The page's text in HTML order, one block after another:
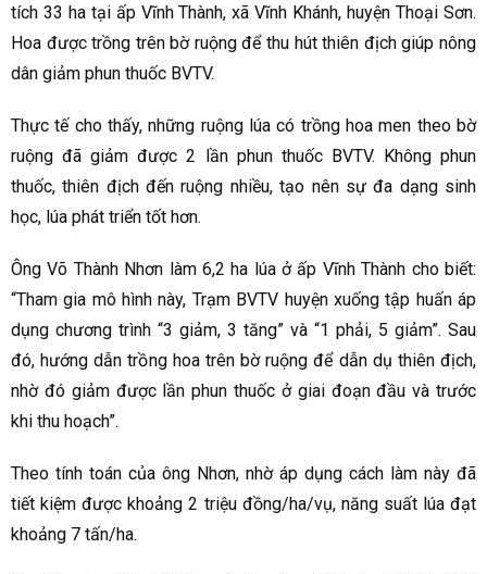
tích 33 ha tại ấp Vĩnh Thành, xã Vĩnh Khánh, huyện Thoại Sơn.
Hoa được trồng trên bờ ruộng để thu hút thiên địch giúp nông
dân giảm phun thuốc BVTV.
Thực tế cho thấy, những ruộng lúa có trồng hoa men theo bờ
ruộng đã giảm được 2 lần phun thuốc BVTV. Không phun
thuốc, thiên địch đến ruộng nhiều, tạo nên sự đa dạng sinh
học, lúa phát triển tốt hơn.
Ông Võ Thành Nhơn làm 6,2 ha lúa ở ấp Vĩnh Thành cho biết:
“Tham gia mô hình này, Trạm BVTV huyện xuống tập huấn áp
dụng chương trình “3 giảm, 3 tăng” và “1 phải, 5 giảm”. Sau
đó, hướng dẫn trồng hoa trên bờ ruộng để dẫn dụ thiên địch,
nhờ đó giảm được lần phun thuốc ở giai đoạn đầu và trước
khi thu hoạch”.
Theo tính toán của ông Nhơn, nhờ áp dụng cách làm này đã
tiết kiệm được khoảng 2 triệu đồng/ha/vụ, năng suất lúa đạt
khoảng 7 tấn/ha.